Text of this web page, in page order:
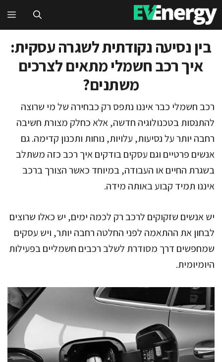
לדלג
לתוכן
בין נסיעה נקודתית לשגרה עסקית:
איך רכב חשמלי מתאים לצרכים
משתנים?
רכב חשמלי כבר איננו נתפס רק כבחירה של מי שרוצה
להתנסות בטכנולוגיה חדשה, אלא כחלק מצורת חשיבה
רחבה יותר על נסיעות, עלויות, נוחות ותכנון קדימה. גם
אנשים פרטיים וגם עסקים בודקים איך רכב כזה משתלב
בשגרת החיים או העבודה, במיוחד כאשר הצורך ברכב
איננו תמיד קבוע באותה מידה.
יש אנשים שזקוקים לרכב רק לכמה ימים, יש כאלו שרוצים
לבחון את ההתאמה לפני החלטה רחבה יותר, ויש עסקים
שמחפשים דרך מסודרת לשלב רכבים חשמליים בפעילות
היומיומית.